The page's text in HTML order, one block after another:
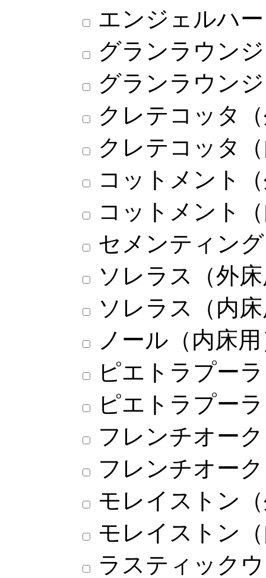
エンジェルハ
グランラウン
グランラウン
クレテコッタ
クレテコッタ
コットメント
コットメント
セメンティン
ソレラス（外
ソレラス（内
ノール（内床
ピエトラプー
ピエトラプー
フレンチオー
フレンチオー
モレイストン
モレイストン
ラスティック